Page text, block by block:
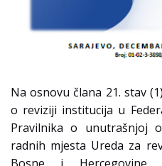
Na osnovu člana 21. stav
o reviziji institucija u
Pravilnika o unutrašnjoj
radnih mjesta Ureda za
Bosne i